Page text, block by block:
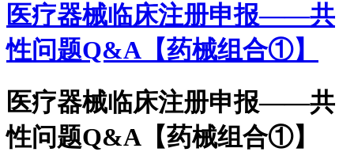
医疗器械临床注册申报——共
性问题Q&A【药械组合①】
医疗器械临床注册申报——共
性问题Q&A【药械组合①】